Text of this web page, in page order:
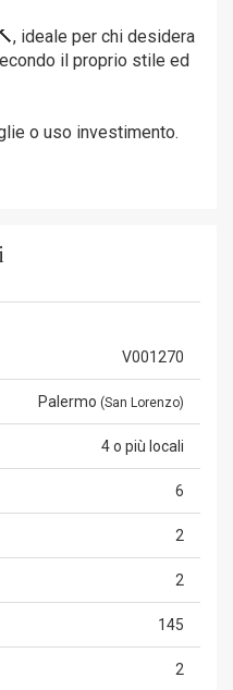
ideale per chi desidera
il proprio stile ed
o uso investimento.
V001270
Palermo (San Lorenzo)
4 o più locali
6
2
2
145
2